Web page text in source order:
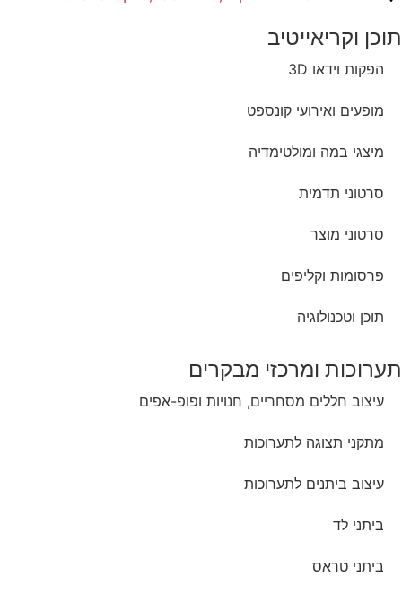
תוכן וקריאייטיב ​
הפקות וידאו 3D
מופעים ואירועי קונספט
מיצגי במה ומולטימדיה
סרטוני תדמית
סרטוני מוצר
פרסומות וקליפים
תוכן וטכנולוגיה
תערוכות ומרכזי מבקרים
עיצוב חללים מסחריים, חנויות ופופ-אפים
מתקני תצוגה לתערוכות
עיצוב ביתנים לתערוכות
ביתני לד
ביתני טראס